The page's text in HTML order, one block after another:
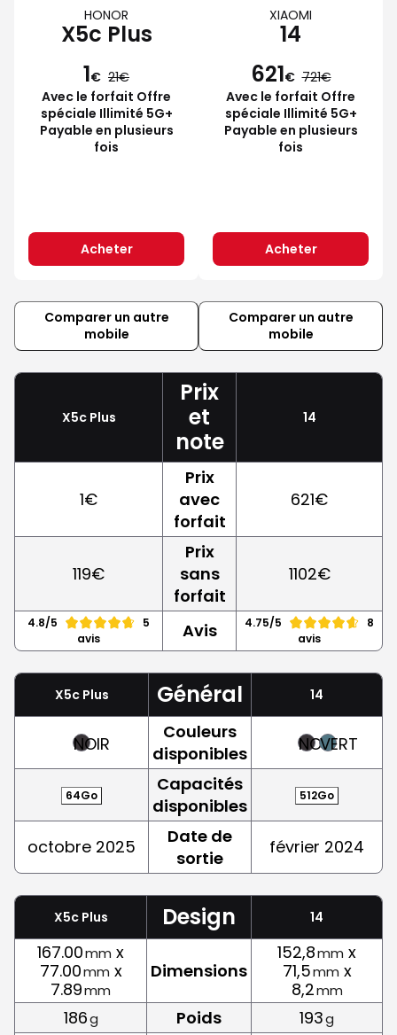
HONOR
X5c Plus
1€ 21
Avec le forfait Offre
spéciale Illimité 5G+
Payable en plusieurs
fois
Acheter
XIAOMI
14
621€ 721
Avec le forfait Offre
spéciale Illimité 5G+
Payable en plusieurs
fois
Acheter
Comparer un autre
mobile
Comparer un autre
mobile
X5c Plus
Prix
et
note
14
1€
Prix
avec
forfait
621€
119€
Prix
sans
forfait
1102€
4.8/5
5
avis
Avis 4.75/5
8
avis
X5c Plus Général 14
NOIR
Couleurs
disponibles
NOIRVERT
64Go
Capacités
disponibles
512Go
octobre 2025
Date de
sortie
février 2024
X5c Plus Design 14
167.00mm x
77.00mm x
7.89mm
Dimensions
152,8mm x
71,5mm x
8,2mm
186g Poids 193g